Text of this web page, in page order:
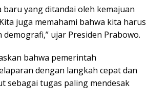
yang ditandai oleh kemajuan
juga memahami bahwa kita harus
ujar Presiden Prabowo.
bahwa pemerintah
dengan langkah cepat dan
sebagai tugas paling mendesak